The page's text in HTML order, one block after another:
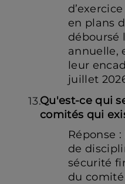
en plans
déboursé
annuelle,
leur
juillet
Qu'est-ce qui
comités qui
Réponse
de
sécurité
du